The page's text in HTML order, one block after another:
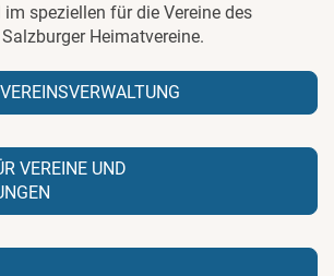
speziellen für die Vereine des
Heimatvereine.
VEREINE UND